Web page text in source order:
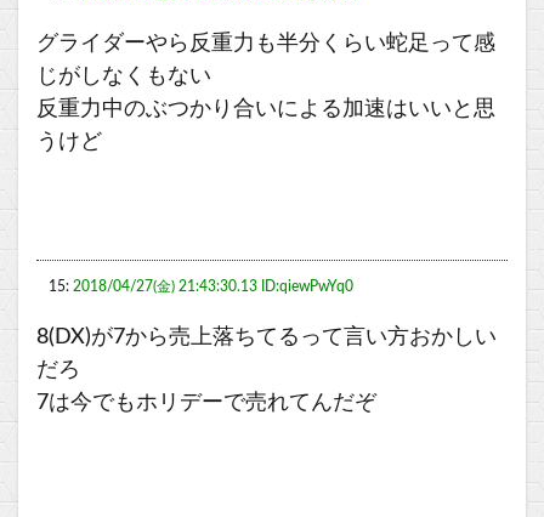
グライダーやら反重力も半分くらい蛇足って感
じがしなくもない
反重力中のぶつかり合いによる加速はいいと思
うけど
15: 2018/04/27(金) 21:43:30.13 ID:qiewPwYq0
8(DX)が7から売上落ちてるって言い方おかしい
だろ
7は今でもホリデーで売れてんだぞ